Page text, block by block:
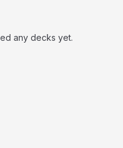
any decks yet.